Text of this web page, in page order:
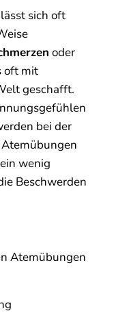
sich oft
oder
oft mit
geschafft.
bei der
wenig
Beschwerden
Atemübungen